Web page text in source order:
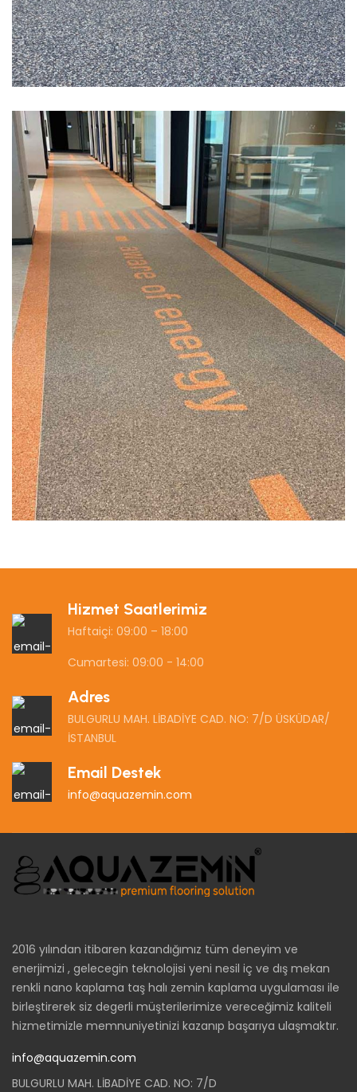
İç Mekan Ofis Taş Halı Zemin
Kaplama
Hizmet Saatlerimiz
Haftaiçi: 09:00 – 18:00
Cumartesi: 09:00 - 14:00
Adres
BULGURLU MAH. LİBADİYE CAD. NO: 7/D ÜSKÜDAR/
İSTANBUL
Email Destek
info@aquazemin.com
2016 yılından itibaren kazandığımız tüm deneyim ve
enerjimizi , gelecegin teknolojisi yeni nesil iç ve dış mekan
renkli nano kaplama taş halı zemin kaplama uygulaması ile
birleştirerek siz degerli müşterilerimize vereceğimiz kaliteli
hizmetimizle memnuniyetinizi kazanıp başarıya ulaşmaktır.
info@aquazemin.com
BULGURLU MAH. LİBADİYE CAD. NO: 7/D